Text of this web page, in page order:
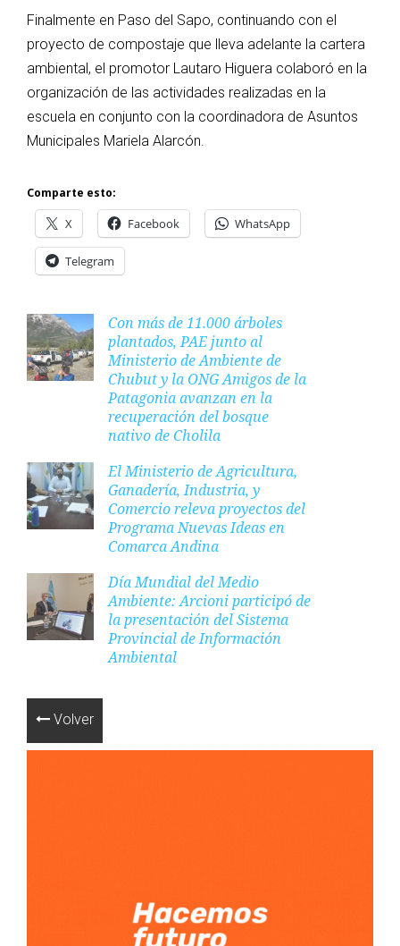
Finalmente en Paso del Sapo, continuando con el
proyecto de compostaje que lleva adelante la cartera
ambiental, el promotor Lautaro Higuera colaboró en la
organización de las actividades realizadas en la
escuela en conjunto con la coordinadora de Asuntos
Municipales Mariela Alarcón.
Comparte esto:
X Facebook WhatsApp
Telegram
Con más de 11.000 árboles
plantados, PAE junto al
Ministerio de Ambiente de
Chubut y la ONG Amigos de la
Patagonia avanzan en la
recuperación del bosque
nativo de Cholila
El Ministerio de Agricultura,
Ganadería, Industria, y
Comercio releva proyectos del
Programa Nuevas Ideas en
Comarca Andina
Día Mundial del Medio
Ambiente: Arcioni participó de
la presentación del Sistema
Provincial de Información
Ambiental
Volver